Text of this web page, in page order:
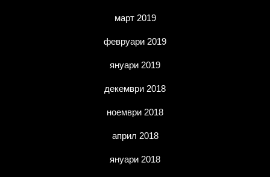
март 2019
февруари 2019
януари 2019
декември 2018
ноември 2018
април 2018
януари 2018